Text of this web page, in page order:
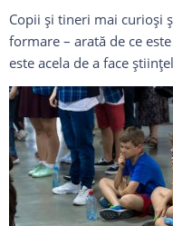
Copii și tineri mai curioși
formare – arată de ce
este acela de a face